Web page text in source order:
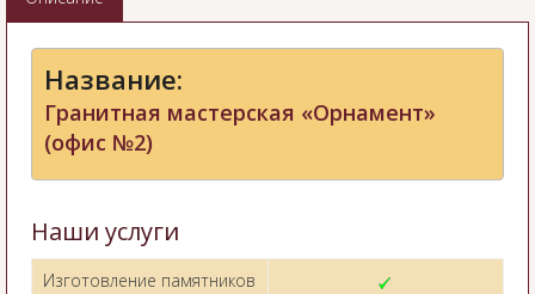
Название:
Гранитная мастерская «Орнамент»
(офис №2)
Наши услуги
Изготовление памятников